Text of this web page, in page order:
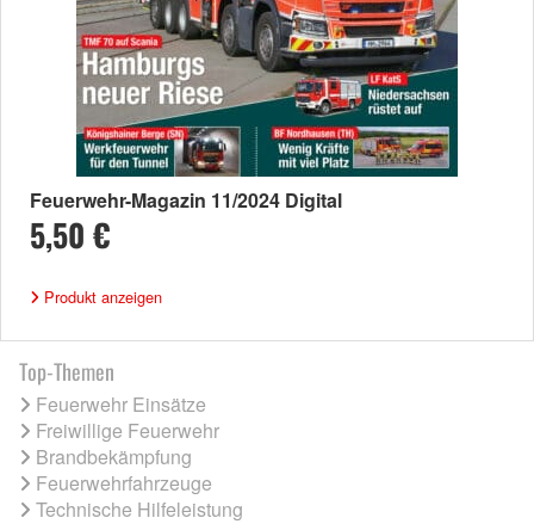
Feuerwehr-Magazin 11/2024 Digital
5,50 €
Produkt anzeigen
Top-Themen
Feuerwehr Einsätze
Freiwillige Feuerwehr
Brandbekämpfung
Feuerwehrfahrzeuge
Technische Hilfeleistung